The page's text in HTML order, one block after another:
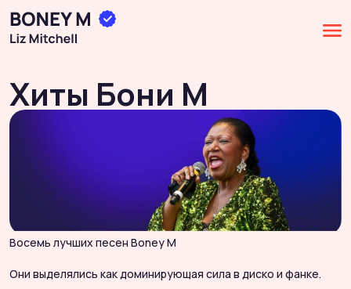
Хиты Бони М
Восемь лучших песен Boney M
Они выделялись как доминирующая сила в диско и фанке.